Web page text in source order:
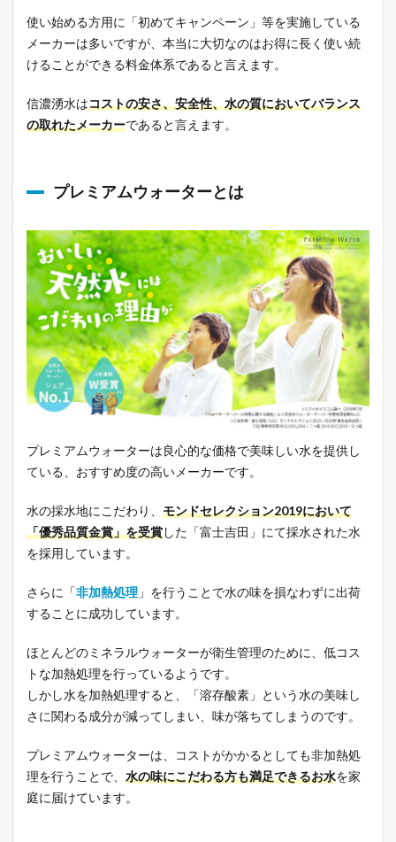
使い始める方用に「初めてキャンペーン」等を実施している
メーカーは多いですが、本当に大切なのはお得に長く使い続
けることができる料金体系であると言えます。
信濃湧水はコストの安さ、安全性、水の質においてバランス
の取れたメーカーであると言えます。
プレミアムウォーターとは
プレミアムウォーターは良心的な価格で美味しい水を提供し
ている、おすすめ度の高いメーカーです。
水の採水地にこだわり、 モンドセレクション2019において
「優秀品質金賞」を受賞した「富士吉田」にて採水された水
を採用しています。
さらに「非加熱処理 」を行うことで水の味を損なわずに出荷
することに成功しています。
ほとんどのミネラルウォーターが衛生管理のために、低コス
トな加熱処理を行っているようです。
しかし水を加熱処理すると、「溶存酸素」という水の美味し
さに関わる成分が減ってしまい、味が落ちてしまうのです。
プレミアムウォーターは、コストがかかるとしても非加熱処
理を行うことで、 水の味にこだわる方も満足できるお水を家
庭に届けています。